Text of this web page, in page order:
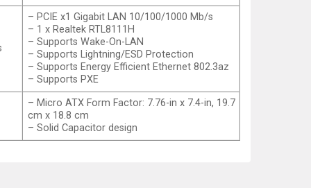
– PCIE x1 Gigabit LAN 10/100/1000 Mb/s
– 1 x Realtek RTL8111H
– Supports Wake-On-LAN
– Supports Lightning/ESD Protection
– Supports Energy Efficient Ethernet 802.3az
– Supports PXE
– Micro ATX Form Factor: 7.76-in x 7.4-in, 19.7
cm x 18.8 cm
– Solid Capacitor design